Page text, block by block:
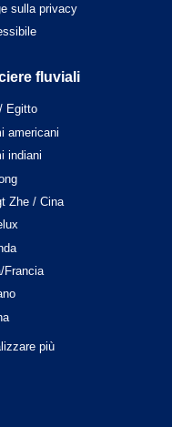
sulla privacy
fluviali
Egitto
americani
indiani
Zhe / Cina
Francia
più